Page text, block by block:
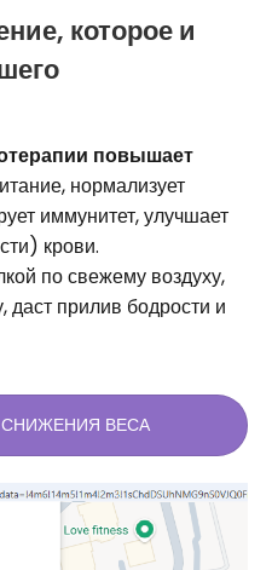
которое и
повышает
нормализует
иммунитет, улучшает
крови.
по свежему воздуху,
даст прилив бодрости и
ВЕСА